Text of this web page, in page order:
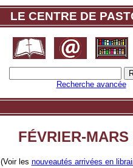
LE CENTRE DE
Recherche avancée
FÉVRIER-MARS
(Voir les nouveautés arrivées en